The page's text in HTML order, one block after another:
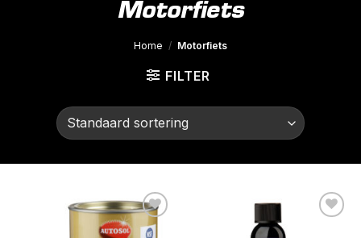
Motorfiets
Home / Motorfiets
FILTER
Toevoegen